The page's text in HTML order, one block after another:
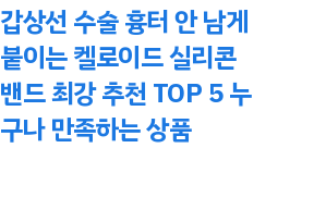
갑상선 수술 흉터 안 남게
붙이는 켈로이드 실리콘
밴드 최강 추천 TOP 5 누
구나 만족하는 상품